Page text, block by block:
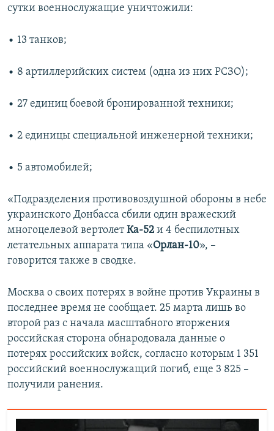
сутки военнослужащие уничтожили:
• 13 танков;
• 8 артиллерийских систем (одна из них РСЗО);
• 27 единиц боевой бронированной техники;
• 2 единицы специальной инженерной техники;
• 5 автомобилей;
«Подразделения противовоздушной обороны в небе
украинского Донбасса сбили один вражеский
многоцелевой вертолетКа-52 и 4 беспилотных
летательных аппарата типа «Орлан-10», –
говорится также в сводке.
Москва о своих потерях в войне против Украины в
последнее время не сообщает. 25 марта лишь во
второй раз с начала масштабного вторжения
российская сторона обнародовала данные о
потерях российских войск, согласно которым 1 351
российский военнослужащий погиб, еще 3 825 –
получили ранения.